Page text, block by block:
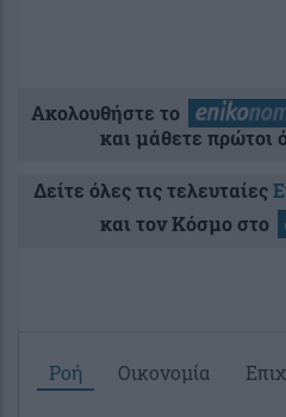
Ακολουθήστε το
και μάθετε πρώτοι
Δείτε όλες τις τελευταίες
και τον Κόσμο στο
Ροή Οικονομία